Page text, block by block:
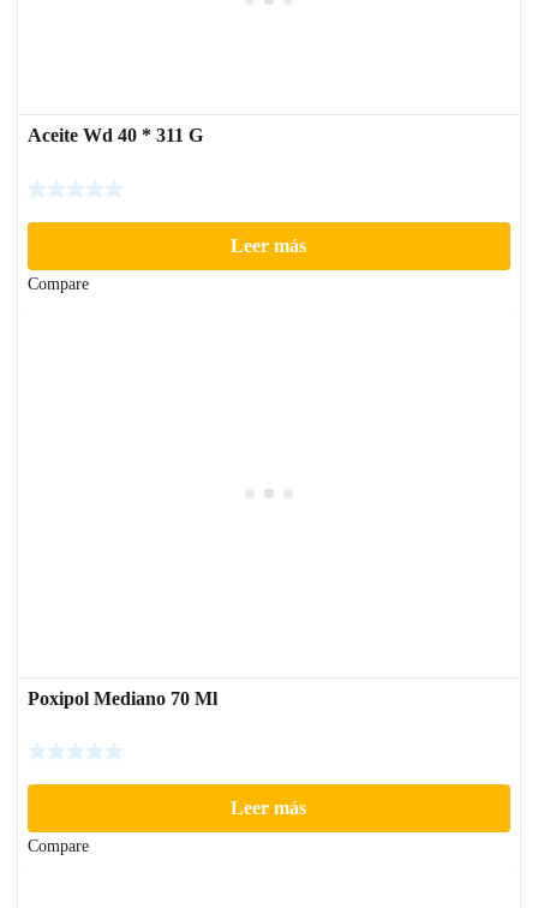
Aceite Wd 40 * 311 G
Leer más
Compare
Poxipol Mediano 70 Ml
Leer más
Compare